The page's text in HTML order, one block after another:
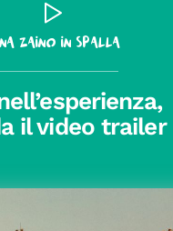
zaino in spalla
il video trailer